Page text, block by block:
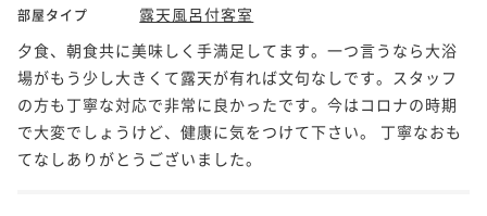
部屋タイプ
露天風呂付客室
夕食、朝食共に美味しく手満足してます。一つ言うなら大浴
場がもう少し大きくて露天が有れば文句なしです。スタッフ
の方も丁寧な対応で非常に良かったです。今はコロナの時期
で大変でしょうけど、健康に気をつけて下さい。 丁寧なおも
てなしありがとうございました。